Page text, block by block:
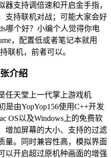
器支持调倍速和开启金手指，
支持联机对战；可能大家会好
哪个好？小编个人觉得你电
，配置低或者笔记本就用
联机，前者可以。
介绍
任天堂上一代掌上游戏机
是由YopYop156使用C++开发
OS以及Windows上的免费软
增加屏幕的大小、支持的过滤
量。同时兼容性高，模拟界面
以开启超过原机种画面的增强